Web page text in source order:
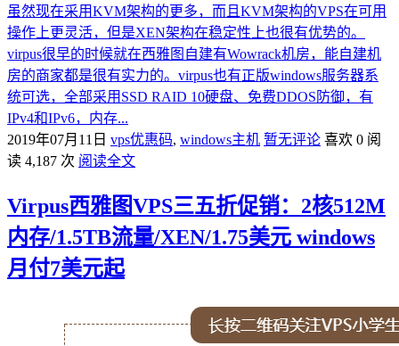
虽然现在采用KVM架构的更多，而且KVM架构的VPS在可用
操作上更灵活，但是XEN架构在稳定性上也很有优势的。
virpus很早的时候就在西雅图自建有Wowrack机房，能自建机
房的商家都是很有实力的。virpus也有正版windows服务器系
统可选，全部采用SSD RAID 10硬盘、免费DDOS防御，有
IPv4和IPv6，内存...
2019年07月11日 vps优惠码, windows主机 暂无评论 喜欢 0 阅
读 4,187 次 阅读全文
Virpus西雅图VPS三五折促销：2核512M
内存/1.5TB流量/XEN/1.75美元 windows
月付7美元起